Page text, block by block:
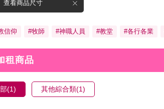
查看商品尺寸
信仰 #牧師 #神職人員 #教堂 #各行各業
租商品
(1) 其他綜合類(1)